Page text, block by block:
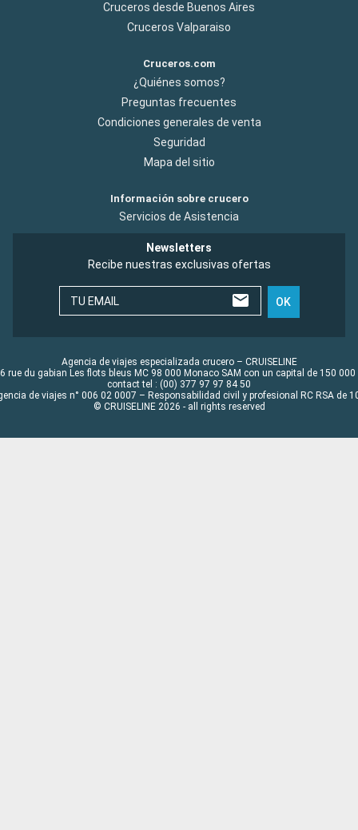
Cruceros desde Buenos Aires
Cruceros Valparaiso
Cruceros.com
¿Quiénes somos?
Preguntas frecuentes
Condiciones generales de venta
Seguridad
Mapa del sitio
Información sobre crucero
Servicios de Asistencia
Newsletters
Recibe nuestras exclusivas ofertas
TU EMAIL OK
Agencia de viajes especializada crucero – CRUISELINE
rue du gabian Les flots bleus MC 98 000 Monaco SAM con un capital de 150 000
contact tel : (00) 377 97 97 84 50
de viajes n° 006 02 0007 – Responsabilidad civil y profesional RC RSA de
© CRUISELINE 2026 - all rights reserved